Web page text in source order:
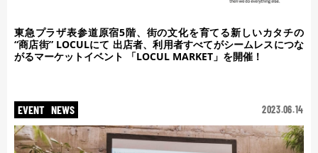
東急プラザ表参道原宿5階、街の文化を育てる新しいカタチの
“商店街” LOCULにて 出店者、利用者すべてがシームレスにつな
がるマーケットイベント 「LOCUL MARKET」を開催！
EVENT NEWS 2023.06.14